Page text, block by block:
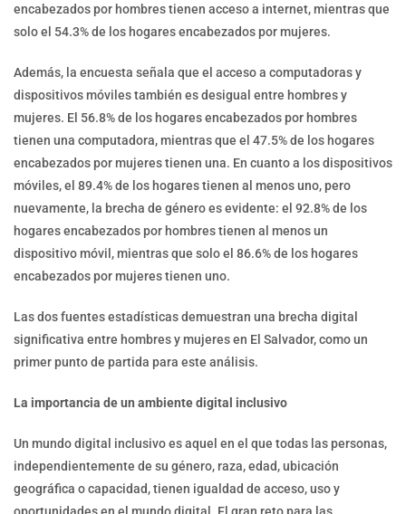
encabezados por hombres tienen acceso a internet, mientras que
solo el 54.3% de los hogares encabezados por mujeres.
Además, la encuesta señala que el acceso a computadoras y
dispositivos móviles también es desigual entre hombres y
mujeres. El 56.8% de los hogares encabezados por hombres
tienen una computadora, mientras que el 47.5% de los hogares
encabezados por mujeres tienen una. En cuanto a los dispositivos
móviles, el 89.4% de los hogares tienen al menos uno, pero
nuevamente, la brecha de género es evidente: el 92.8% de los
hogares encabezados por hombres tienen al menos un
dispositivo móvil, mientras que solo el 86.6% de los hogares
encabezados por mujeres tienen uno.
Las dos fuentes estadísticas demuestran una brecha digital
significativa entre hombres y mujeres en El Salvador, como un
primer punto de partida para este análisis.
La importancia de un ambiente digital inclusivo
Un mundo digital inclusivo es aquel en el que todas las personas,
independientemente de su género, raza, edad, ubicación
geográfica o capacidad, tienen igualdad de acceso, uso y
oportunidades en el mundo digital. El gran reto para las